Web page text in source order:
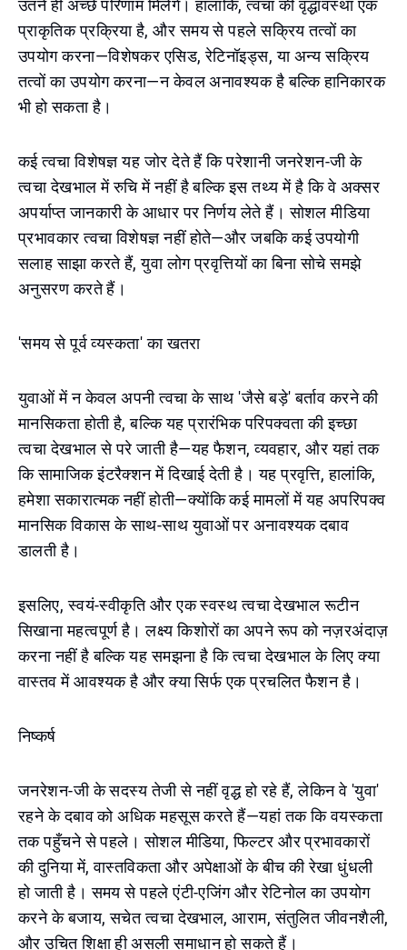
उतने ही अच्छे परिणाम मिलेंगे। हालांकि, त्वचा की वृद्धावस्था एक
प्राकृतिक प्रक्रिया है, और समय से पहले सक्रिय तत्वों का
उपयोग करना—विशेषकर एसिड, रेटिनॉइड्स, या अन्य सक्रिय
तत्वों का उपयोग करना—न केवल अनावश्यक है बल्कि हानिकारक
भी हो सकता है।
कई त्वचा विशेषज्ञ यह जोर देते हैं कि परेशानी जनरेशन-जी के
त्वचा देखभाल में रुचि में नहीं है बल्कि इस तथ्य में है कि वे अक्सर
अपर्याप्त जानकारी के आधार पर निर्णय लेते हैं। सोशल मीडिया
प्रभावकार त्वचा विशेषज्ञ नहीं होते—और जबकि कई उपयोगी
सलाह साझा करते हैं, युवा लोग प्रवृत्तियों का बिना सोचे समझे
अनुसरण करते हैं।
'समय से पूर्व व्यस्कता' का खतरा
युवाओं में न केवल अपनी त्वचा के साथ 'जैसे बड़े' बर्ताव करने की
मानसिकता होती है, बल्कि यह प्रारंभिक परिपक्वता की इच्छा
त्वचा देखभाल से परे जाती है—यह फैशन, व्यवहार, और यहां तक
कि सामाजिक इंटरैक्शन में दिखाई देती है। यह प्रवृत्ति, हालांकि,
हमेशा सकारात्मक नहीं होती—क्योंकि कई मामलों में यह अपरिपक्व
मानसिक विकास के साथ-साथ युवाओं पर अनावश्यक दबाव
डालती है।
इसलिए, स्वयं-स्वीकृति और एक स्वस्थ त्वचा देखभाल रूटीन
सिखाना महत्वपूर्ण है। लक्ष्य किशोरों का अपने रूप को नज़रअंदाज़
करना नहीं है बल्कि यह समझना है कि त्वचा देखभाल के लिए क्या
वास्तव में आवश्यक है और क्या सिर्फ एक प्रचलित फैशन है।
निष्कर्ष
जनरेशन-जी के सदस्य तेजी से नहीं वृद्ध हो रहे हैं, लेकिन वे 'युवा'
रहने के दबाव को अधिक महसूस करते हैं—यहां तक कि वयस्कता
तक पहुँचने से पहले। सोशल मीडिया, फिल्टर और प्रभावकारों
की दुनिया में, वास्तविकता और अपेक्षाओं के बीच की रेखा धुंधली
हो जाती है। समय से पहले एंटी-एजिंग और रेटिनोल का उपयोग
करने के बजाय, सचेत त्वचा देखभाल, आराम, संतुलित जीवनशैली,
और उचित शिक्षा ही असली समाधान हो सकते हैं।